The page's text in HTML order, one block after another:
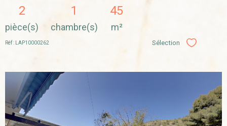
2
pièce(s)
1
chambre(s)
45
m²
Réf : LAP10000262 Sélection Sélectionner